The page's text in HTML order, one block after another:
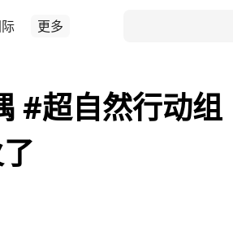
更多
#超自然行动组